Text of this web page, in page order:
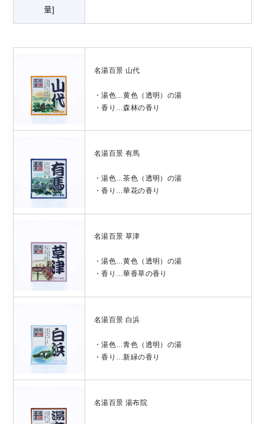
量]
名湯百景 山代
・湯色…黄色（透明）の湯
・香り…森林の香り
名湯百景 有馬
・湯色…茶色（透明）の湯
・香り…華花の香り
名湯百景 草津
・湯色…黄色（透明）の湯
・香り…華香草の香り
名湯百景 白浜
・湯色…青色（透明）の湯
・香り…新緑の香り
名湯百景 湯布院